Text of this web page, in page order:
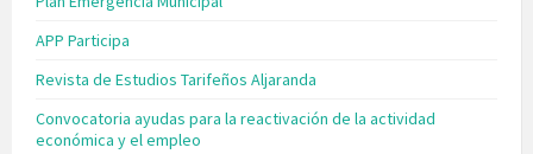
APP Participa
Revista de Estudios Tarifeños Aljaranda
Convocatoria ayudas para la reactivación de la actividad
económica y el empleo